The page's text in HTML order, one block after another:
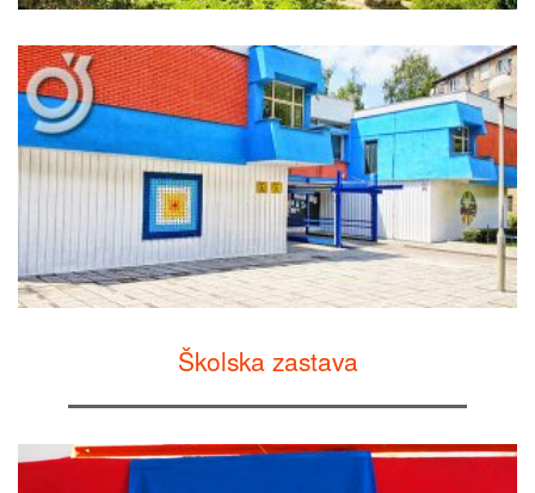
Školska zastava